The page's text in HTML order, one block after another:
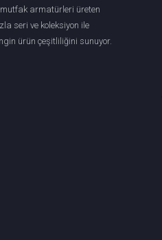
armatürleri üreten
seri ve koleksiyon ile
ürün çeşitliliğini sunuyor.